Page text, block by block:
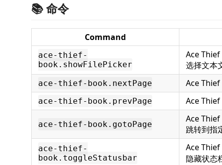
📚 命令
Command
ace-thief-
book.showFilePicker
Ace
选择文本
ace-thief-book.nextPage Ace
ace-thief-book.prevPage Ace
ace-thief-book.gotoPage
Ace
跳转到指
ace-thief-
book.toggleStatusbar
Ace
隐藏状态